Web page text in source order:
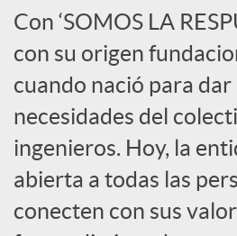
e
s
Con ‘SOMOS LA
con su origen
cuando nació para dar
necesidades del
ingenieros. Hoy, la
abierta a todas las
conecten con sus